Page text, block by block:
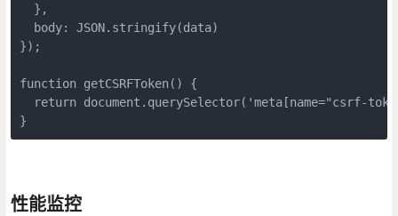
  },
  body: JSON.stringify(data)
});
function getCSRFToken() {
return document.querySelector('meta[name="csrf-
}
性能监控